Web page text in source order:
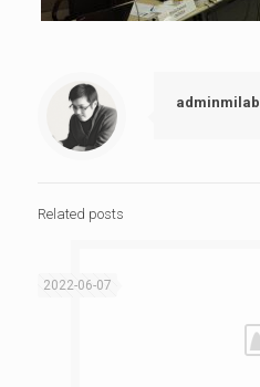
adminmilab
Related posts
2022-06-07